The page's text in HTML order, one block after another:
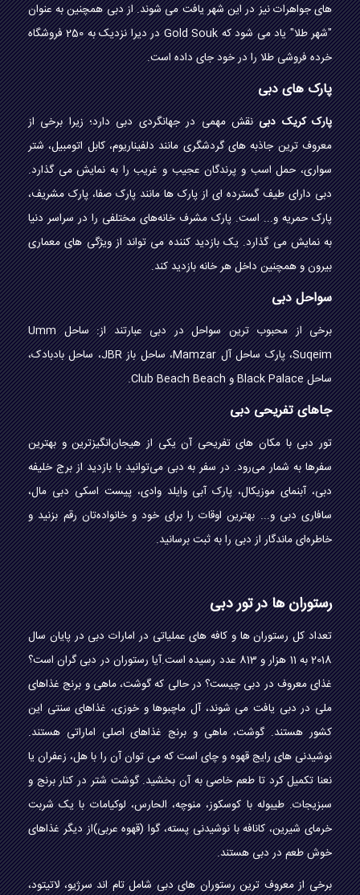
های جواهرات نیز در این شهر یافت می شوند. از دبی همچنین به عنوان
"شهر طلا" یاد می شود که Gold Souk در دیرا نزدیک به 250 فروشگاه
خرده فروشی طلا را در خود جای داده است.
پارک های دبی
پارک کریک دبینقش مهمی در جهانگردی دبی دارد؛ زیرا برخی از
معروف ترین جاذبه های گردشگری مانند دلفیناریوم، کابل اتومبیل، شتر
سواری، حمل اسب و پرندگان عجیب و غریب را به نمایش می گذارد.
دبی دارای طیف گسترده ای از پارک ها مانند پارک صفا، پارک مشریف،
پارک حمریه و... است. پارک مشرف خانه‌های مختلفی را در سراسر دنیا
به نمایش می گذارد. یک بازدید کننده می تواند از ویژگی های معماری
بیرون و همچنین داخل هر خانه بازدید کند.
سواحل دبی
برخی از محبوب ترین سواحل در دبی عبارتند از: ساحل Umm
Suqeim، پارک ساحل آل Mamzar، ساحل باز JBR، ساحل بادبادک،
ساحل Black Palace و Club Beach Beach.
جاهای تفریحی دبی
تور دبی با مکان های تفریحی آن یکی از هیجان‌انگیزترین و بهترین
سفرها به شمار می‌رود. در سفر به دبی می‌توانید با بازدید از برج خلیفه
دبی، آبنمای موزیکال، پارک آبی وایلد وادی، پیست اسکی دبی مال،
سافاری دبی و... بهترین اوقات را برای خود و خانواده‌تان رقم بزنید و
خاطره‌ای ماندگار از دبی را به ثبت برسانید.
رستوران ها در تور دبی
تعداد کل رستوران ها و کافه های عملیاتی در امارات دبی در پایان سال
2018 به 11 هزار و 813 عدد رسیده است.آیا رستوران در دبی گران است؟
غذای معروف در دبی چیست؟ در حالی که گوشت، ماهی و برنج غذاهای
ملی در دبی یافت می شوند، آل ماچبوها و خوزی، غذاهای سنتی این
کشور هستند. گوشت، ماهی و برنج غذاهای اصلی اماراتی هستند.
نوشیدنی های رایج قهوه و چای است که می توان آن را با هل، زعفران یا
نعنا تکمیل کرد تا طعم خاصی به آن بخشید. گوشت شتر در کنار برنج و
سبزیجات. طیبوله با کوسکوز، منوچه، الحارس، لوکیامات با یک شربت
خرمای شیرین، كانافه با نوشیدنی پسته، گوا (قهوه عربی)از دیگر غذاهای
خوش طعم در دبی هستند.
برخی از معروف ترین رستوران های دبی شامل تام اند سرژیو، لاتیتود،